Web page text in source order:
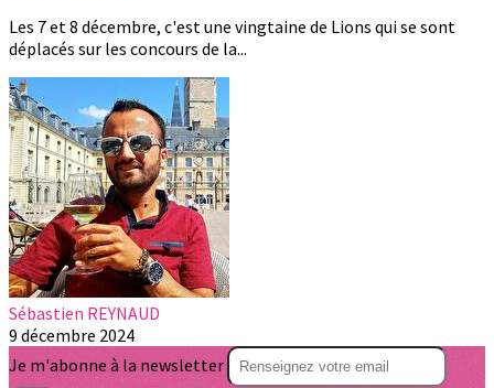
Les 7 et 8 décembre, c'est une vingtaine de Lions qui se sont
déplacés sur les concours de la...
Sébastien REYNAUD
9 décembre 2024
Je m'abonne à la newsletter